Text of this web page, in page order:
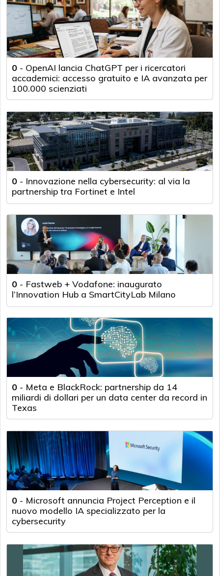
0 - OpenAI lancia ChatGPT per i ricercatori
accademici: accesso gratuito e IA avanzata per
100.000 scienziati
0 - Innovazione nella cybersecurity: al via la
partnership tra Fortinet e Intel
0 - Fastweb + Vodafone: inaugurato
l’Innovation Hub a SmartCityLab Milano
0 - Meta e BlackRock: partnership da 14
miliardi di dollari per un data center da record in
Texas
0 - Microsoft annuncia Project Perception e il
nuovo modello IA specializzato per la
cybersecurity